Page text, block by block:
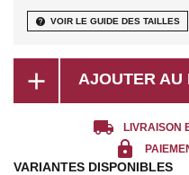
help VOIR LE GUIDE DES TAILLES
add AJOUTER AU
local_shipping LIVRAISON
lock
VARIANTES DISPONIBLES